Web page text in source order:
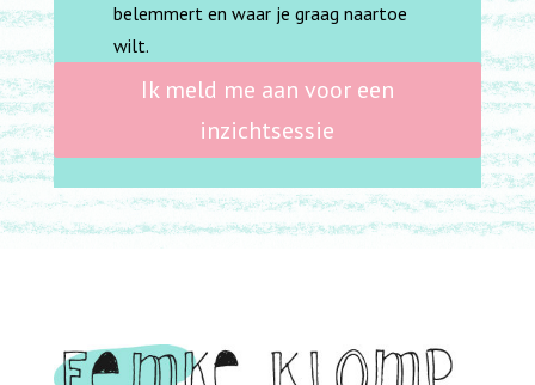
belemmert en waar je graag naartoe
wilt.
Ik meld me aan voor een
inzichtsessie